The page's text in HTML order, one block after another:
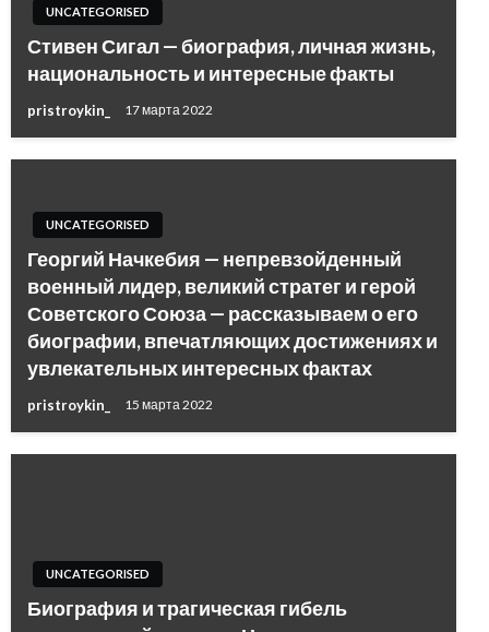
UNCATEGORISED
Стивен Сигал — биография, личная жизнь,
национальность и интересные факты
pristroykin_ 17 марта 2022
UNCATEGORISED
Георгий Начкебия — непревзойденный
военный лидер, великий стратег и герой
Советского Союза — рассказываем о его
биографии, впечатляющих достижениях и
увлекательных интересных фактах
pristroykin_ 15 марта 2022
UNCATEGORISED
Биография и трагическая гибель